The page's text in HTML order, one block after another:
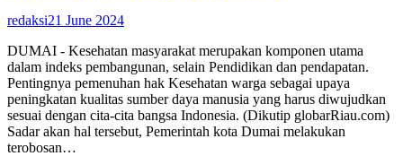
redaksi21 June 2024
DUMAI - Kesehatan masyarakat merupakan komponen utama
dalam indeks pembangunan, selain Pendidikan dan pendapatan.
Pentingnya pemenuhan hak Kesehatan warga sebagai upaya
peningkatan kualitas sumber daya manusia yang harus diwujudkan
sesuai dengan cita-cita bangsa Indonesia. (Dikutip globarRiau.com)
Sadar akan hal tersebut, Pemerintah kota Dumai melakukan
terobosan…